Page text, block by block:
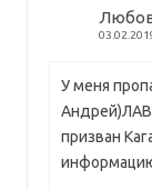
У меня
призван